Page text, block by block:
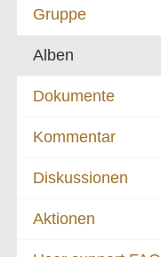
Gruppe
Alben
Dokumente
Kommentar
Diskussionen
Aktionen